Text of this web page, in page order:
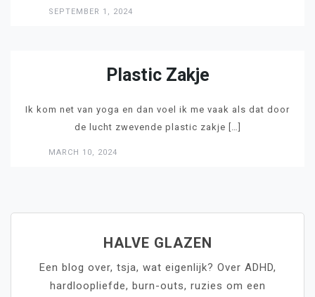
SEPTEMBER 1, 2024
Plastic Zakje
Ik kom net van yoga en dan voel ik me vaak als dat door
de lucht zwevende plastic zakje […]
MARCH 10, 2024
HALVE GLAZEN
Een blog over, tsja, wat eigenlijk? Over ADHD,
hardloopliefde, burn-outs, ruzies om een